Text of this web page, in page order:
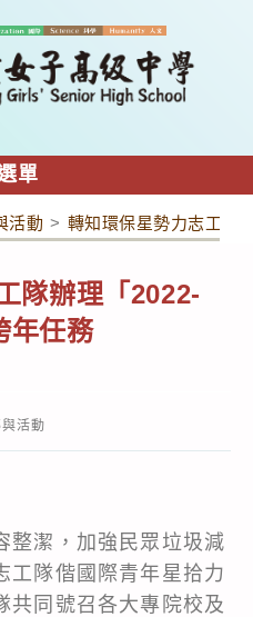
單
活動 > 轉知環保星勢力志工隊
隊辦理「2022-
年任務
活動
整潔，加強民眾垃圾減
工隊偕國際青年星拾力
共同號召各大專院校及